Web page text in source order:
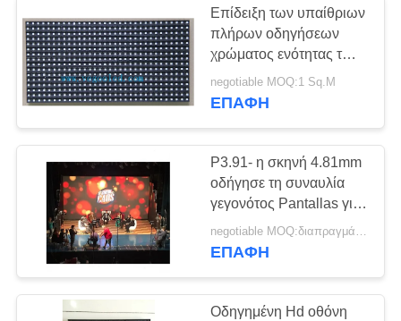
ΕΜΆΣ
ΕΠΙΣΚΕΨΉ
ΕΡΓΟΣΤΑΣΊΟΥ
ΈΛΕΓΧΟΣ
ΠΟΙΌΤΗΤΑΣ
ΕΠΙΚΟΙΝΩΝΉΣΤΕ
ΜΑΖΊ
ΜΑΣ
Επίδειξη των υπαίθριων
πλήρων οδηγήσεων
χρώματος ενότητας των
οδηγήσεων P8 SMD
1R1G1B/SMD3535
negotiable MOQ:1 Sq.M
ΕΠΑΦΉ
P3.91- η σκηνή 4.81mm
οδήγησε τη συναυλία
γεγονότος Pantallas για
την εσωτερική και
υπαίθρια ψυχαγωγία
negotiable MOQ:διαπραγμάτευση
ΕΠΑΦΉ
Οδηγημένη Hd οθόνη